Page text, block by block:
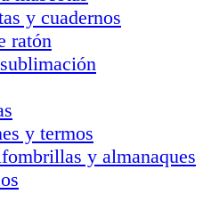
y cuadernos
ratón
y termos
y almanaques